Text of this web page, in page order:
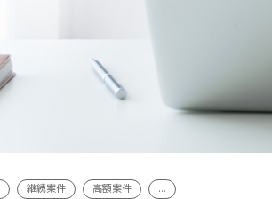
継続案件 高額案件 ...